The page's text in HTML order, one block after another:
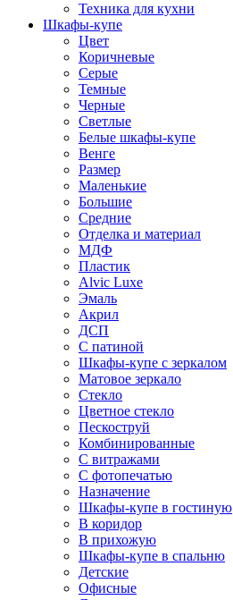
Техника для кухни
Шкафы-купе
Цвет
Коричневые
Серые
Темные
Черные
Светлые
Белые шкафы-купе
Венге
Размер
Маленькие
Большие
Средние
Отделка и материал
МДФ
Пластик
Alvic Luxe
Эмаль
Акрил
ДСП
С патиной
Шкафы-купе с зеркалом
Матовое зеркало
Стекло
Цветное стекло
Пескоструй
Комбинированные
С витражами
С фотопечатью
Назначение
Шкафы-купе в гостиную
В коридор
В прихожую
Шкафы-купе в спальню
Детские
Офисные